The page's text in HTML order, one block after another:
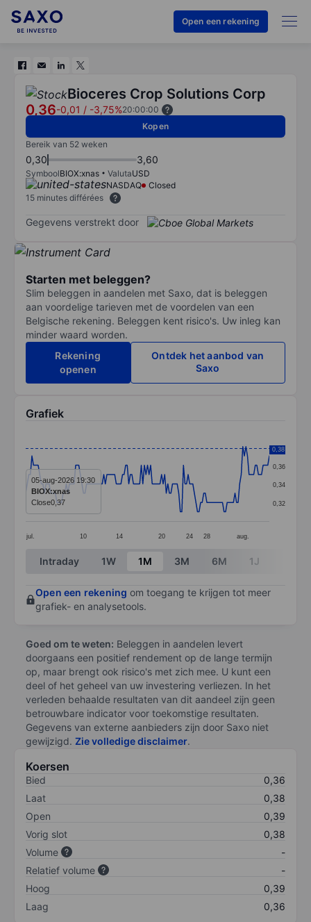
Open een rekening
Bioceres Crop Solutions Corp
0,36-0,01 / -3,75%20:00:00
Kopen
Bereik van 52 weken
0,30 3,60
SymboolBIOX:xnas ValutaUSD
NASDAQ
Closed
15 minutes différées
Gegevens verstrekt door
Starten met beleggen?
Slim beleggen in aandelen met Saxo, dat is beleggen
aan voordelige tarieven met de voordelen van een
Belgische rekening. Beleggen kent risico's. Uw inleg kan
minder waard worden.
Rekening
openen
Ontdek het aanbod van
Saxo
Grafiek
Line chart with 157 data points.
The chart has 1 X axis displaying categories.
The chart has 1 Y axis displaying values. Data
jul. 10 14 20 24 28 aug.
0,32
0,34
0,36
0,38
0,38
05-aug-2026 19:30
BIOX:xnas
Close0,37
End of interactive chart.
Intraday 1W 1M 3M 6M 1J
Open een rekening om toegang te krijgen tot meer
grafiek- en analysetools.
Goed om te weten: Beleggen in aandelen levert
doorgaans een positief rendement op de lange termijn
op, maar brengt ook risico's met zich mee. U kunt een
deel of het geheel van uw investering verliezen. In het
verleden behaalde resultaten van dit aandeel zijn geen
betrouwbare indicator voor toekomstige resultaten.
Gegevens van externe aanbieders zijn door Saxo niet
gewijzigd. Zie volledige disclaimer.
Koersen
Bied
0,36
Laat
0,38
Open
0,39
Vorig slot
0,38
Volume
-
Relatief volume
-
Hoog
0,39
Laag
0,36